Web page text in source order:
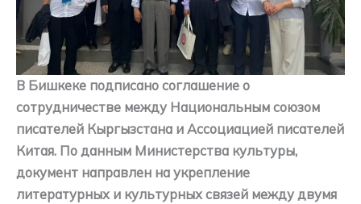
В Бишкеке подписано соглашение о
сотрудничестве между Национальным союзом
писателей Кыргызстана и Ассоциацией писателей
Китая. По данным Министерства культуры,
документ направлен на укрепление
литературных и культурных связей между двумя